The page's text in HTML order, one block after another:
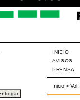
INICIO
AVISOS
PRENSA
Inicio >Vol.